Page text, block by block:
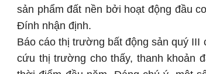
sản phẩm đất nền bởi hoạt động đầu
Đính nhận định.
Báo cáo thị trường bất động sản quý
cứu thị trường cho thấy, thanh khoản